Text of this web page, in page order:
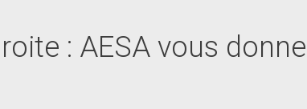
: AESA vous